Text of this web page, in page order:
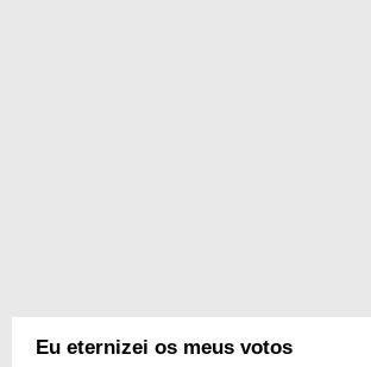
Eu eternizei os meus votos